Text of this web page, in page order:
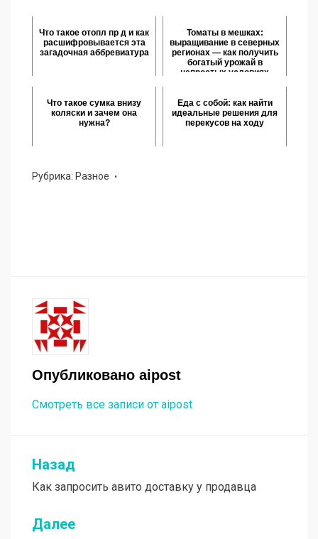
Что такое отопл пр д и как
расшифровывается эта
загадочная аббревиатура
Томаты в мешках:
выращивание в северных
регионах — как получить
богатый урожай в
непростых условиях
Что такое сумка внизу
коляски и зачем она
нужна?
Еда с собой: как найти
идеальные решения для
перекусов на ходу
Рубрика: Разное
Опубликовано aipost
Смотреть все записи от aipost
Навигация
по
записям
Назад
Как запросить авито доставку у продавца
Далее